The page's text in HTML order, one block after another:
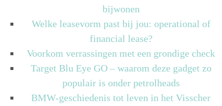
bijwonen
Welke leasevorm past bij jou: operational of
financial lease?
Voorkom verrassingen met een grondige check
Target Blu Eye GO – waarom deze gadget zo
populair is onder petrolheads
BMW-geschiedenis tot leven in het Visscher